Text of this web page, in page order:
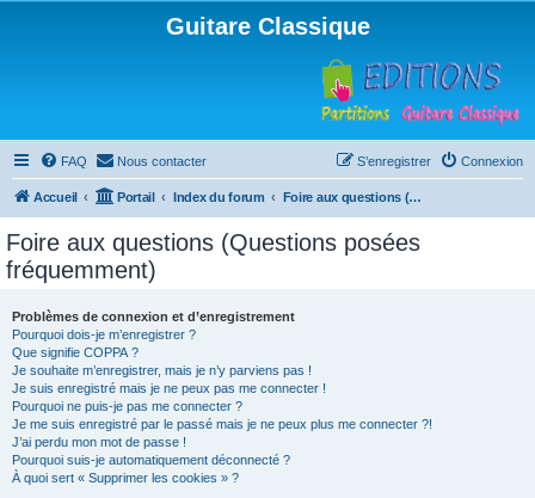
Guitare Classique
FAQ Nous contacter Connexion
S’enregistrer
Accueil Portail Index du forum Foire aux questions (Questions posées fréquemment)
Foire aux questions (Questions posées
fréquemment)
Problèmes de connexion et d’enregistrement
Pourquoi dois-je m’enregistrer ?
Que signifie COPPA ?
Je souhaite m’enregistrer, mais je n’y parviens pas !
Je suis enregistré mais je ne peux pas me connecter !
Pourquoi ne puis-je pas me connecter ?
Je me suis enregistré par le passé mais je ne peux plus me connecter ?!
J’ai perdu mon mot de passe !
Pourquoi suis-je automatiquement déconnecté ?
À quoi sert « Supprimer les cookies » ?